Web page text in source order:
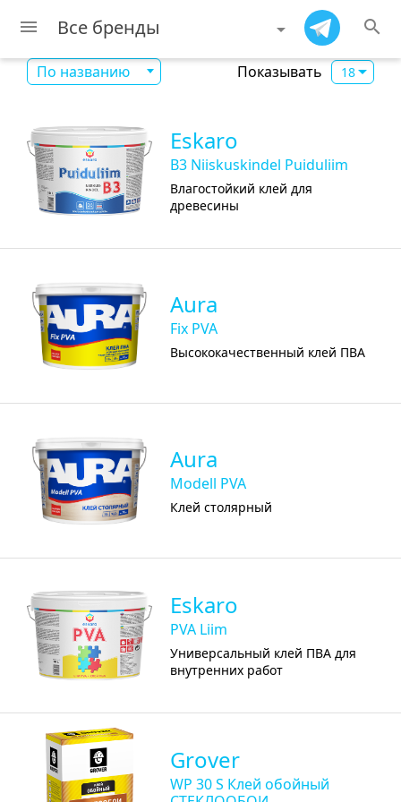
По названию Показывать 18
Eskaro
B3 Niiskuskindel Puiduliim
Влагостойкий клей для
древесины
Aura
Fix PVA
Высококачественный клей ПВА
Aura
Modell PVA
Клей столярный
Eskaro
PVA Liim
Универсальный клей ПВА для
внутренних работ
Grover
WP 30 S Клей обойный
menu Все бренды search